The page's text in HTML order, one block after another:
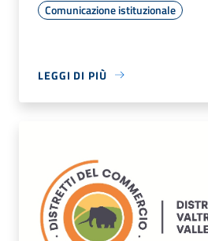
Comunicazione istituzionale
LEGGI DI PIÙ